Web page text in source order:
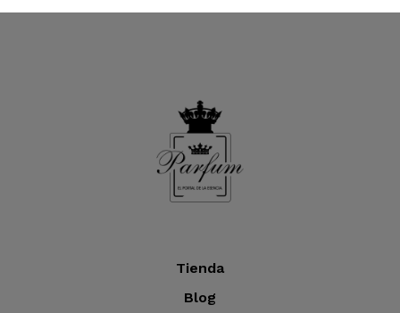
Tienda
Blog